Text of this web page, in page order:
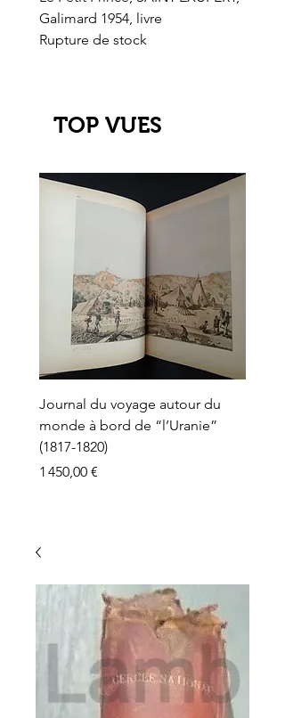
Galimard 1954, livre
Rupture de stock
TOP VUES
Journal du voyage autour du
monde à bord de “l’Uranie”
(1817-1820)
Prix
1 450,00 €